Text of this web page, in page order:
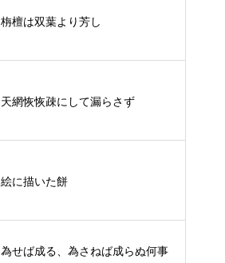
栴檀は双葉より芳し
天網恢恢疎にして漏らさず
絵に描いた餅
為せば成る、為さねば成らぬ何事